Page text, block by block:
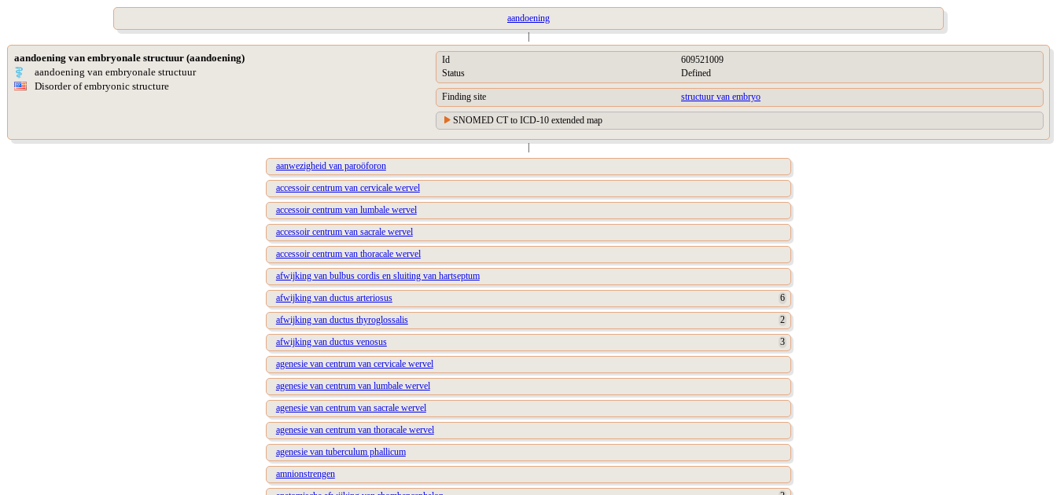
aandoening
|
aandoening van embryonale structuur (aandoening)
aandoening van embryonale structuur
Disorder of embryonic structure
Id
609521009
Status
Defined
Finding site structuur van embryo
SNOMED CT to ICD-10 extended map
|
aanwezigheid van paroöforon
accessoir centrum van cervicale wervel
accessoir centrum van lumbale wervel
accessoir centrum van sacrale wervel
accessoir centrum van thoracale wervel
afwijking van bulbus cordis en sluiting van hartseptum
afwijking van ductus arteriosus
6
afwijking van ductus thyroglossalis
2
afwijking van ductus venosus
3
agenesie van centrum van cervicale wervel
agenesie van centrum van lumbale wervel
agenesie van centrum van sacrale wervel
agenesie van centrum van thoracale wervel
agenesie van tuberculum phallicum
amnionstrengen